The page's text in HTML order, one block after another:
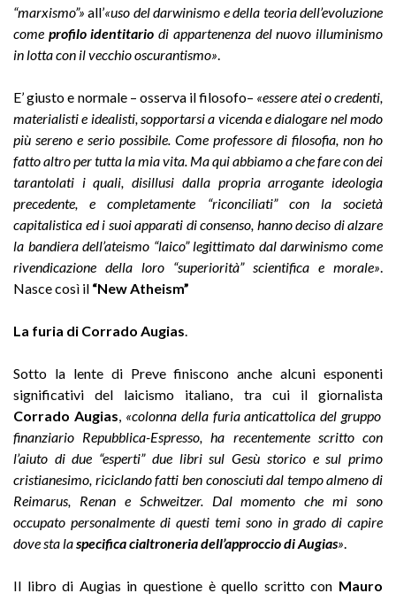
“marxismo”» all’«uso del darwinismo e della teoria dell’evoluzione
come profilo identitario di appartenenza del nuovo illuminismo
in lotta con il vecchio oscurantismo»
E’ giusto e normale – osserva il filosofo– «essere atei o credenti,
materialisti e idealisti, sopportarsi a vicenda e dialogare nel modo
più sereno e serio possibile. Come professore di filosofia, non ho
fatto altro per tutta la mia vita. Ma qui abbiamo a che fare con dei
tarantolati i quali, disillusi dalla propria arrogante ideologia
precedente, e completamente “riconciliati” con la società
capitalistica ed i suoi apparati di consenso, hanno deciso di alzare
la bandiera dell’ateismo “laico” legittimato dal darwinismo come
rivendicazione della loro “superiorità” scientifica e morale»
Nasce così il “New Atheism”
La furia di Corrado Augias
Sotto la lente di Preve finiscono anche alcuni esponenti
significativi del laicismo italiano, tra cui il giornalista
Corrado Augias «colonna della furia anticattolica del gruppo
finanziario Repubblica-Espresso, ha recentemente scritto con
l’aiuto di due “esperti” due libri sul Gesù storico e sul primo
cristianesimo, riciclando fatti ben conosciuti dal tempo almeno di
Reimarus, Renan e Schweitzer. Dal momento che mi sono
occupato personalmente di questi temi sono in grado di capire
dove sta laspecifica cialtroneria dell’approccio di Augias»
Il libro di Augias in questione è quello scritto con Mauro